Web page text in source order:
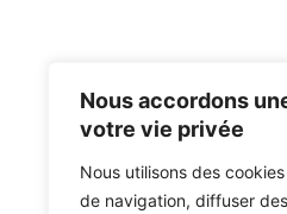
Nous accordons
votre vie privée
Nous utilisons des
de navigation, diffuser